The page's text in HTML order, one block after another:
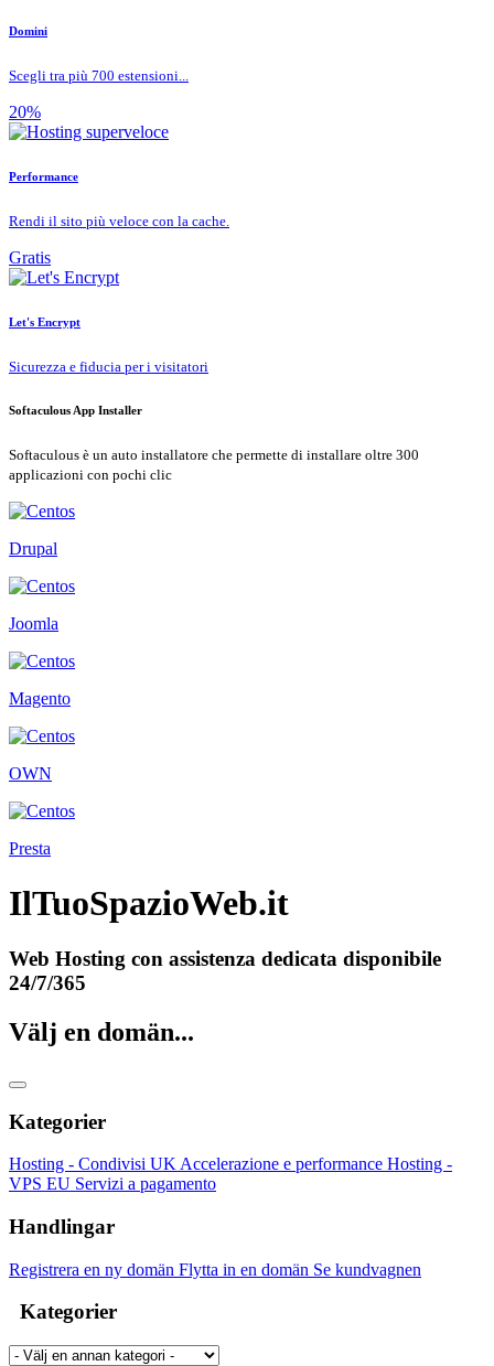
Domini
Scegli tra più 700 estensioni...
20%
Performance
Rendi il sito più veloce con la cache.
Gratis
Let's Encrypt
Sicurezza e fiducia per i visitatori
Softaculous App Installer
Softaculous è un auto installatore che permette di installare oltre 300
applicazioni con pochi clic
Drupal
Joomla
Magento
OWN
Presta
IlTuoSpazioWeb.it
Web Hosting con assistenza dedicata disponibile
24/7/365
Välj en domän...
Kategorier
Hosting - Condivisi UK Accelerazione e performance Hosting -
VPS EU Servizi a pagamento
Handlingar
Registrera en ny domän Flytta in en domän Se kundvagnen
Kategorier